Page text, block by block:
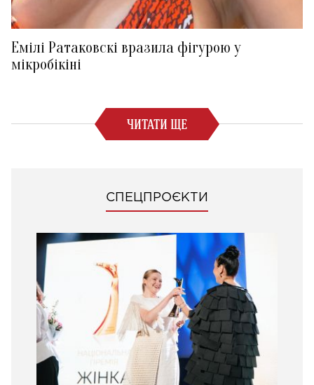
Емілі Ратаковскі вразила фігурою у
мікробікіні
ЧИТАТИ ЩЕ
СПЕЦПРОЄКТИ